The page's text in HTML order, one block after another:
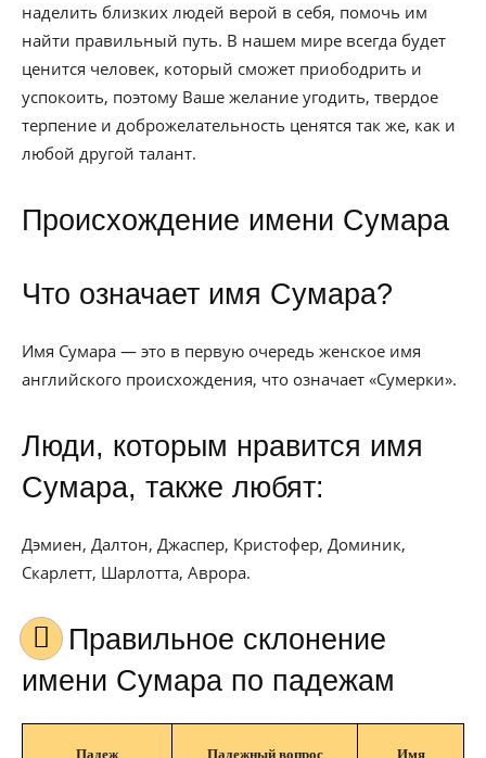
наделить близких людей верой в себя, помочь им
найти правильный путь. В нашем мире всегда будет
ценится человек, который сможет приободрить и
успокоить, поэтому Ваше желание угодить, твердое
терпение и доброжелательность ценятся так же, как и
любой другой талант.
Происхождение имени Сумара
Что означает имя Сумара?
Имя Сумара — это в первую очередь женское имя
английского происхождения, что означает «Сумерки».
Люди, которым нравится имя
Сумара, также любят:
Дэмиен, Далтон, Джаспер, Кристофер, Доминик,
Скарлетт, Шарлотта, Аврора.
Правильное склонение
имени Сумара по падежам
Падеж Падежный вопрос Имя